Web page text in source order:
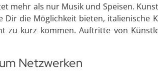
mehr als nur Musik und Speisen.
die Möglichkeit bieten,
zu kurz kommen. Auftritte von
Netzwerken